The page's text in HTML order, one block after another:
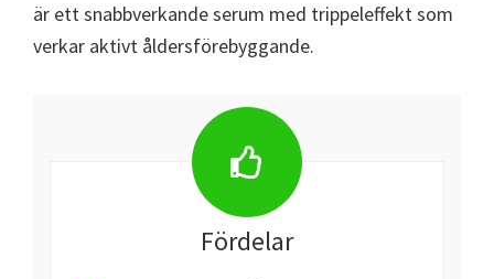
är ett snabbverkande serum med trippeleffekt som
verkar aktivt åldersförebyggande.
Fördelar